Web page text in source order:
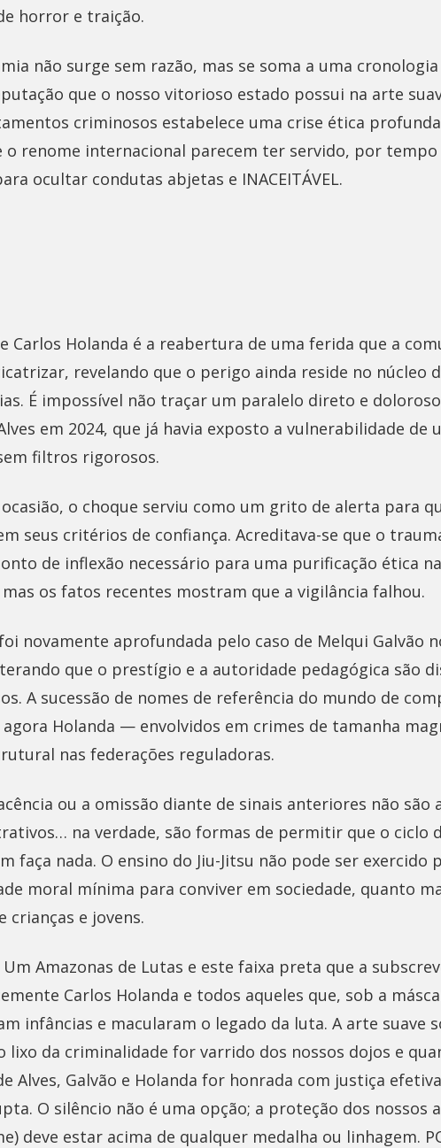
horror e traição.
não surge sem razão, mas se soma a uma
que o nosso vitorioso estado possui na arte
criminosos estabelece uma crise ética
o renome internacional parecem ter servido, por
ocultar condutas abjetas e INACEITÁVEL.
Carlos Holanda é a reabertura de uma ferida que a
revelando que o perigo ainda reside no núcleo
É impossível não traçar um paralelo direto e
em 2024, que já havia exposto a vulnerabilidade de
filtros rigorosos.
o choque serviu como um grito de alerta para
seus critérios de confiança. Acreditava-se que o
de inflexão necessário para uma purificação ética
mas os fatos recentes mostram que a vigilância falhou.
novamente aprofundada pelo caso de Melqui Galvão
que o prestígio e a autoridade pedagógica são
A sucessão de nomes de referência do mundo de
agora Holanda — envolvidos em crimes de tamanha
nas federações reguladoras.
ou a omissão diante de sinais anteriores não são
na verdade, são formas de permitir que o ciclo
faça nada. O ensino do Jiu-Jitsu não pode ser exercido
moral mínima para conviver em sociedade, quanto
crianças e jovens.
Um Amazonas de Lutas e este faixa preta que a
Carlos Holanda e todos aqueles que, sob a
infâncias e macularam o legado da luta. A arte suave
lixo da criminalidade for varrido dos nossos dojos e
Alves, Galvão e Holanda for honrada com justiça
O silêncio não é uma opção; a proteção dos nossos
deve estar acima de qualquer medalha ou linhagem.